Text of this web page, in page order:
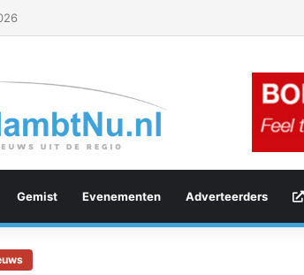
Gemist Evenementen Adverteerders